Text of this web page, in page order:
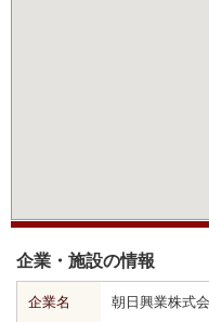
企業・施設の情報
企業名 朝日興業株式